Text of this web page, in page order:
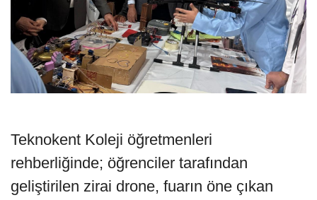
Teknokent Koleji öğretmenleri
rehberliğinde; öğrenciler tarafından
geliştirilen zirai drone, fuarın öne çıkan